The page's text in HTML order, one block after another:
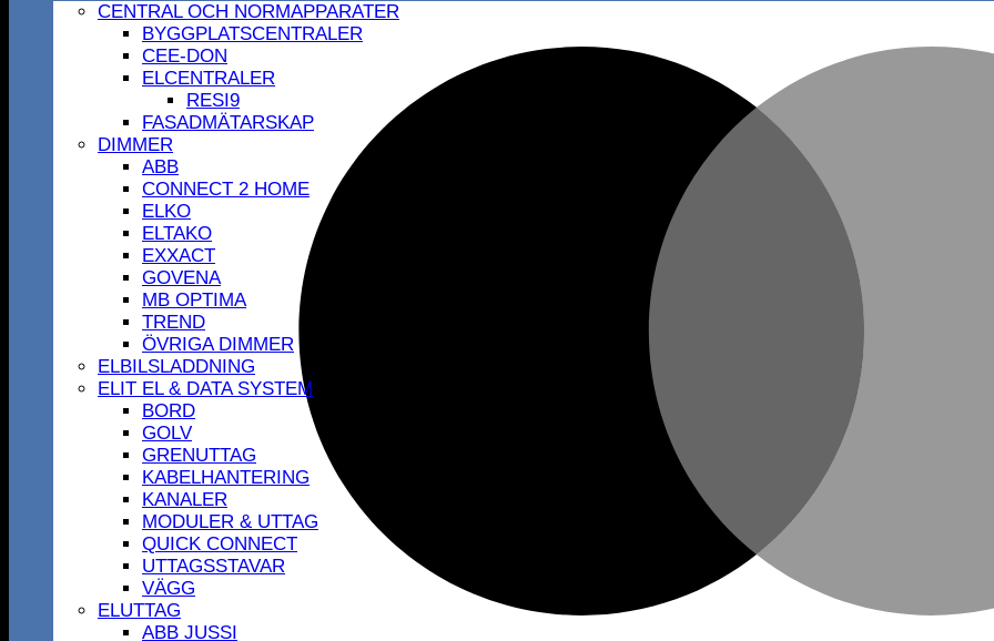
CENTRAL OCH NORMAPPARATER
BYGGPLATSCENTRALER
CEE-DON
ELCENTRALER
RESI9
FASADMÄTARSKAP
DIMMER
ABB
CONNECT 2 HOME
ELKO
ELTAKO
EXXACT
GOVENA
MB OPTIMA
TREND
ÖVRIGA DIMMER
ELBILSLADDNING
ELIT EL & DATA SYSTEM
BORD
GOLV
GRENUTTAG
KABELHANTERING
KANALER
MODULER & UTTAG
QUICK CONNECT
UTTAGSSTAVAR
VÄGG
ELUTTAG
ABB JUSSI